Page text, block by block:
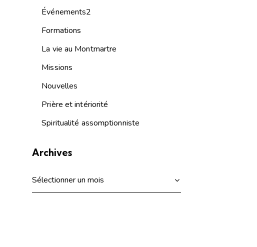
Événements2
Formations
La vie au Montmartre
Missions
Nouvelles
Prière et intériorité
Spiritualité assomptionniste
Archives